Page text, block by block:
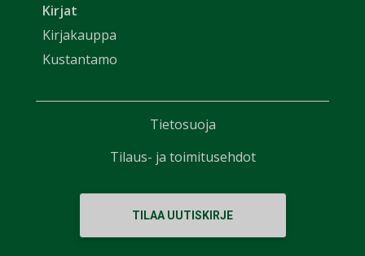
Kirjat
Kirjakauppa
Kustantamo
TILAA UUTISKIRJE
Tietosuoja
Tilaus- ja toimitusehdot